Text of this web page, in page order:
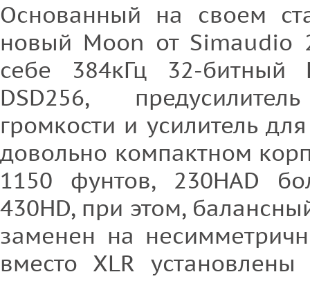
Основанный на своем
новый Moon от Simaudio
себе 384кГц 32-
DSD256,
громкости и усилитель
довольно компактном
1150 фунтов, 230HAD
430HD, при этом,
заменен на
вместо XLR